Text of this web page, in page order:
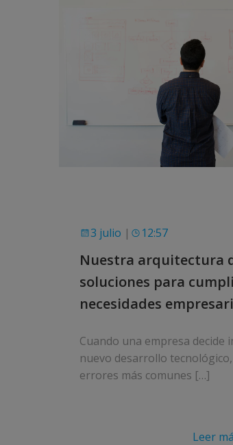
3 julio | 12:57
Nuestra arquitectura
soluciones para
necesidades
Cuando una empresa decide
nuevo desarrollo
errores más comunes […]
Leer